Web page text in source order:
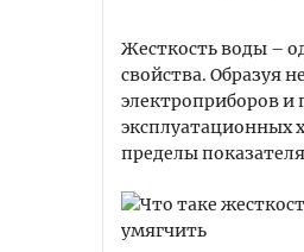
Жесткость воды –
свойства. Образуя
электроприборов
эксплуатационных
пределы